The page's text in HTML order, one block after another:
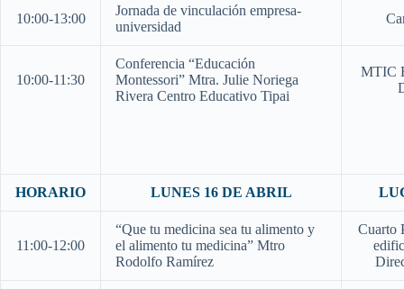
10:00-13:00
Jornada de vinculación empresa-
universidad
10:00-11:30
Conferencia “Educación
Montessori” Mtra. Julie Noriega
Rivera Centro Educativo Tipai
MTIC
HORARIO LUNES 16 DE ABRIL
11:00-12:00
“Que tu medicina sea tu alimento y
el alimento tu medicina” Mtro
Rodolfo Ramírez
Cuarto